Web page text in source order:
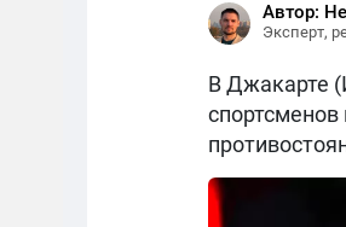
Автор:
Эксперт,
В Джакарте
спортсменов